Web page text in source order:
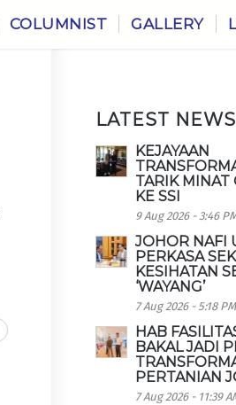
COLUMNIST GALLERY
LATEST NEWS
KEJAYAAN
TARIK MINAT
KE SSI
9 Aug 2026 - 3:46
JOHOR NAFI
PERKASA
KESIHATAN
‘WAYANG’
7 Aug 2026 - 5:18 PM
HAB
BAKAL JADI
PERTANIAN
7 Aug 2026 - 11:39